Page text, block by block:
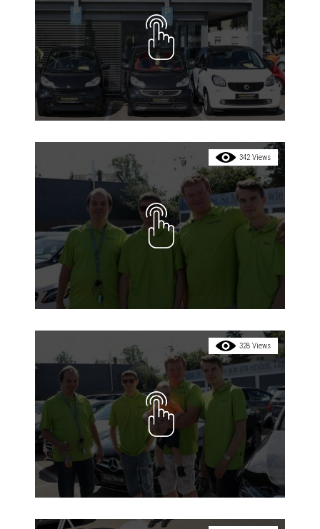
342 Views
328 Views